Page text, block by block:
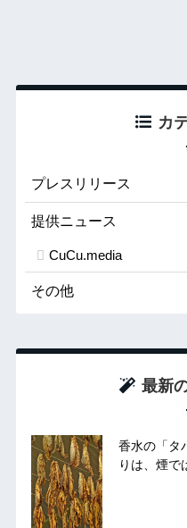
カ
プレスリリース
提供ニュース
CuCu.media
その他
最新
香水の「タ
りは、煙で